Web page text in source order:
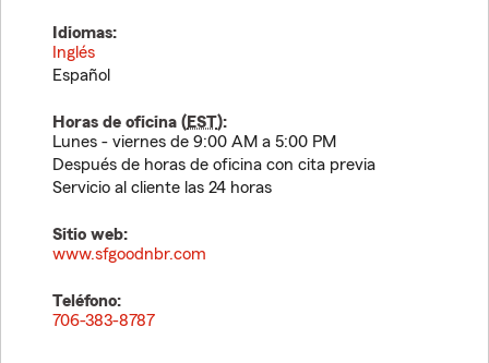
Idiomas:
Inglés
Español
Horas de oficina (EST):
Lunes - viernes de 9:00 AM a 5:00 PM
Después de horas de oficina con cita previa
Servicio al cliente las 24 horas
Sitio web:
www.sfgoodnbr.com
Teléfono:
706-383-8787